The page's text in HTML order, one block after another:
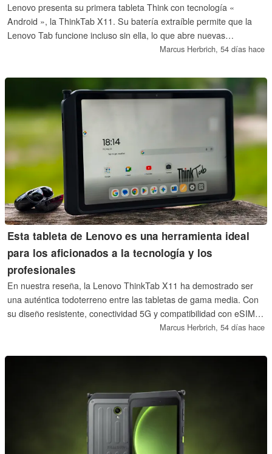
Lenovo presenta su primera tableta Think con tecnología «
Android », la ThinkTab X11. Su batería extraíble permite que la
Lenovo Tab funcione incluso sin ella, lo que abre nuevas
posibilidades de uso para esta tableta de gama media.
Marcus Herbrich, 54 días hace
Esta tableta de Lenovo es una herramienta ideal
para los aficionados a la tecnología y los
profesionales
En nuestra reseña, la Lenovo ThinkTab X11 ha demostrado ser
una auténtica todoterreno entre las tabletas de gama media. Con
su diseño resistente, conectividad 5G y compatibilidad con eSIM,
tiene el potencial de convertirse en una alternativa interesante al
tecnología, las empresas emergentes o incluso los propietarios de
Marcus Herbrich, 54 días hace